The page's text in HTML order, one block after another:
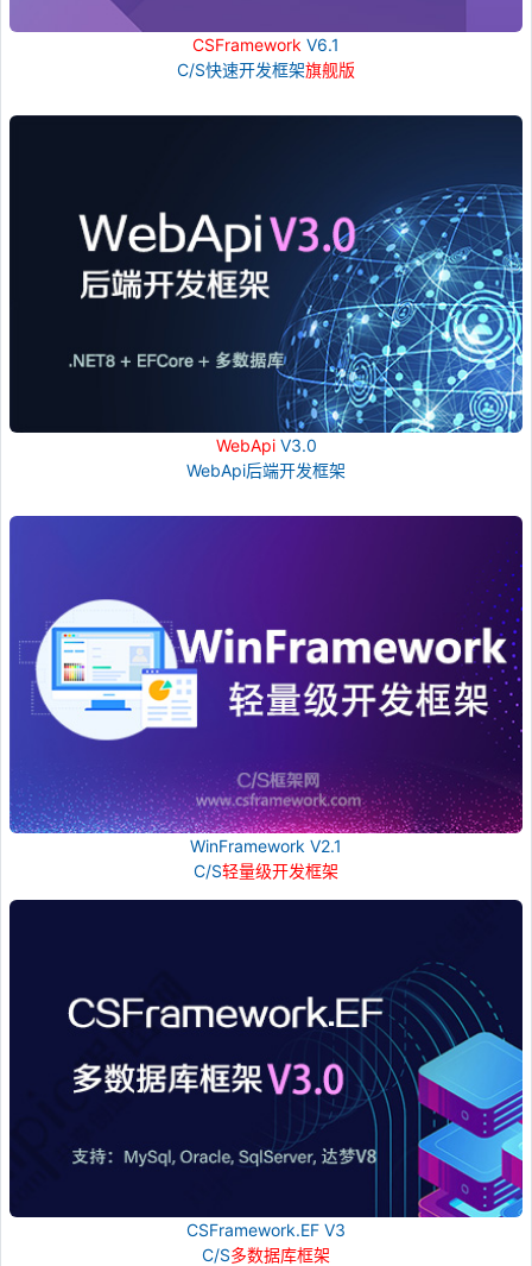
CSFramework V6.1
C/S快速开发框架旗舰版
WebApiV3.0
WebApi后端开发框架
WinFramework V2.1
C/S轻量级开发框架
CSFramework.EF V3
C/S多数据库框架